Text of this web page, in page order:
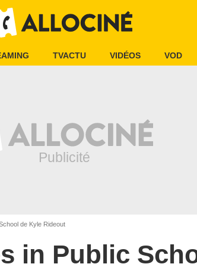
TVACTU VIDÉOS VOD
de Kyle Rideout
in Public